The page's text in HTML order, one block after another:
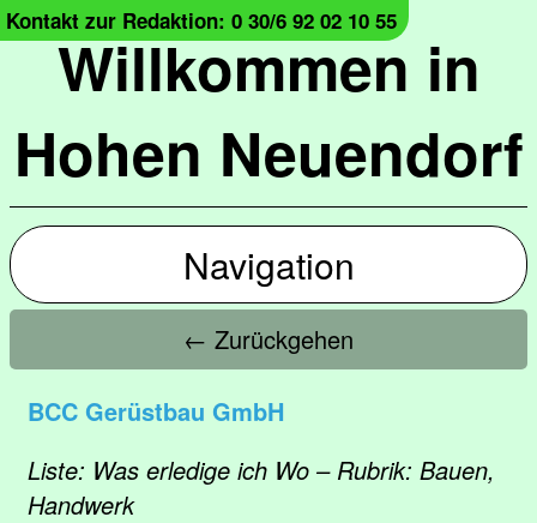
Willkommen in
Hohen Neuendorf
Kontakt zur Redaktion: 0 30/6 92 02 10 55
Navigation
← Zurückgehen
BCC Gerüstbau GmbH
Liste: Was erledige ich Wo – Rubrik: Bauen,
Handwerk